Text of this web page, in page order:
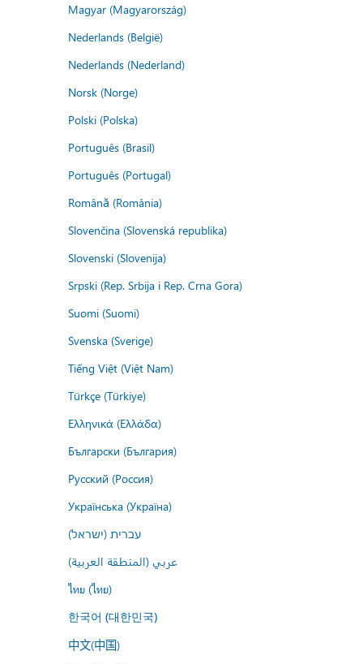
Magyar (Magyarország)
Nederlands (België)
Nederlands (Nederland)
Norsk (Norge)
Polski (Polska)
Português (Brasil)
Português (Portugal)
Română (România)
Slovenčina (Slovenská republika)
Slovenski (Slovenija)
Srpski (Rep. Srbija i Rep. Crna Gora)
Suomi (Suomi)
Svenska (Sverige)
Tiếng Việt (Việt Nam)
Türkçe (Türkiye)
Ελληνικά (Ελλάδα)
Български (България)
Русский (Россия)
Українська (Україна)
עברית (ישראל)
عربي (المنطقة العربية)
ไทย (ไทย)
한국어 (대한민국)
中文(中国)